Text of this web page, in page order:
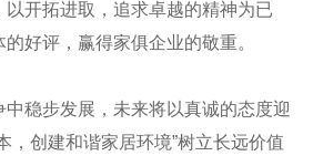
开拓进取，追求卓越的精神为已
好评，赢得家俱企业的敬重。
稳步发展，未来将以真诚的态度迎
，创建和谐家居环境”树立长远价值